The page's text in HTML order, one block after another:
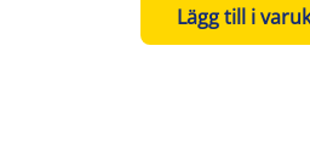
Lägg till i